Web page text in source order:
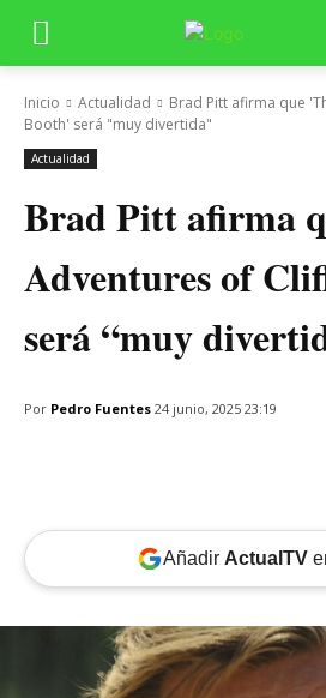
Inicio Actualidad
Brad Pitt afirma que
Booth' será "muy divertida"
Actualidad
Brad Pitt afirma
Adventures of
será “muy
Por Pedro Fuentes 24 junio, 2025 23:19
Añadir ActualTV